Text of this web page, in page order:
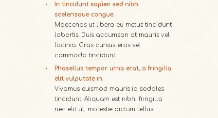
In tincidunt sapien sed nibh
scelerisque congue.
Maecenas ut libero eu metus tincidunt
lobortis. Duis accumsan at mauris vel
lacinia. Cras cursus eros vel
commodo tincidunt.
Phasellus tempor urna erat, a fringilla
elit vulputate in.
Vivamus euismod mauris id sodales
tincidunt. Aliquam est nibh, fringilla
nec elit ut, molestie dictum tellus.